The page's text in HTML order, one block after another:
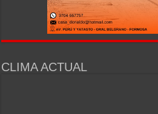
CLIMA ACTUAL